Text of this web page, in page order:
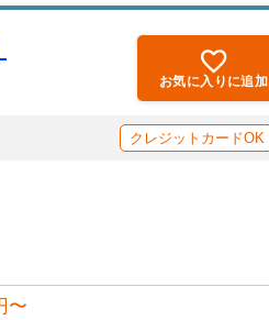
お気に入りに追加
クレジットカードOK
〜